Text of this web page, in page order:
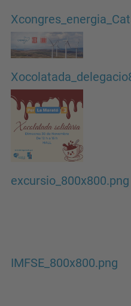
excursio_800x800.png
IMFSE_800x800.png